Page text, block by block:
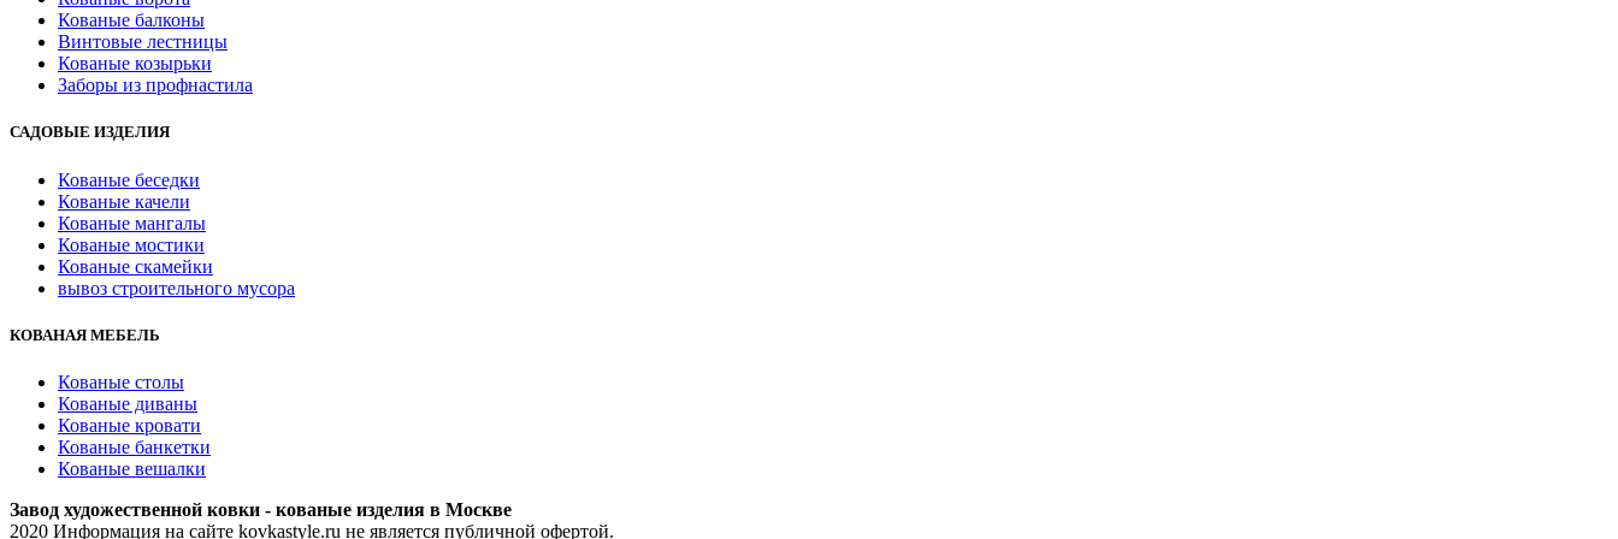
Кованые балконы
Винтовые лестницы
Кованые козырьки
Заборы из профнастила
САДОВЫЕ ИЗДЕЛИЯ
Кованые беседки
Кованые качели
Кованые мангалы
Кованые мостики
Кованые скамейки
вывоз строительного мусора
КОВАНАЯ МЕБЕЛЬ
Кованые столы
Кованые диваны
Кованые кровати
Кованые банкетки
Кованые вешалки
Завод художественной ковки - кованые изделия в Москве
2020 Информация на сайте kovkastyle.ru не является публичной офертой.